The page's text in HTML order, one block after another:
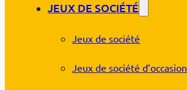
JEUX DE SOCIÉTÉ
Jeux de société
Jeux de société d’occasion